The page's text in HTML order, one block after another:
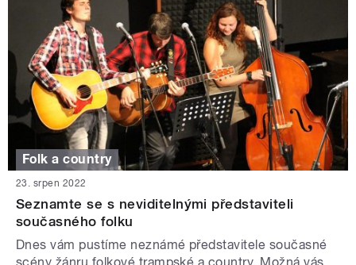
Folk a country
23. srpen 2022
Seznamte se s neviditelnými představiteli
současného folku
Dnes vám pustíme neznámé představitele současné